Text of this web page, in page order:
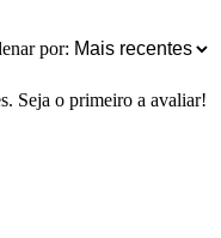
por:
Seja o primeiro a avaliar!